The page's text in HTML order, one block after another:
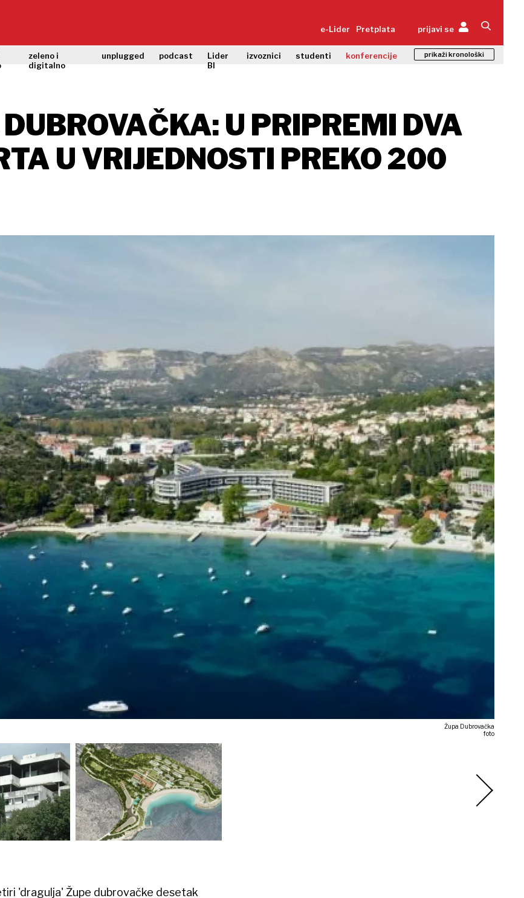
e-Lider Pretplata prijavi se
zeleno i
digitalno
unplugged podcast
Lider
BI
izvoznici studenti konferencije prikaži kronološki
U PRIPREMI DVA
U VRIJEDNOSTI PREKO 200
Župa Dubrovačka
foto
'dragulja' Župe dubrovačke desetak